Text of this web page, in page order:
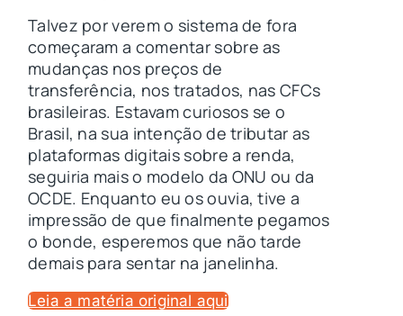
Talvez por verem o sistema de fora
começaram a comentar sobre as
mudanças nos preços de
transferência, nos tratados, nas CFCs
brasileiras. Estavam curiosos se o
Brasil, na sua intenção de tributar as
plataformas digitais sobre a renda,
seguiria mais o modelo da ONU ou da
OCDE. Enquanto eu os ouvia, tive a
impressão de que finalmente pegamos
o bonde, esperemos que não tarde
demais para sentar na janelinha.
Leia a matéria original aqui